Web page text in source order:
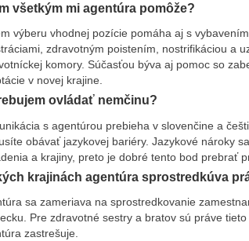
všetkým mi agentúra pomôže?
výberu vhodnej pozície pomáha aj s
zdravotným poistením, nostrifikáciou a
komory. Súčasťou býva aj pomoc so
v novej krajine.
ovládať nemčinu?
s agentúrou prebieha v slovenčine a
obávať jazykovej bariéry. Jazykové nároky
a krajiny, preto je dobré tento bod prebrať
krajinách agentúra sprostredkúva
sa zameriava na sprostredkovanie
Pre zdravotné sestry a bratov sú práve
zastrešuje.